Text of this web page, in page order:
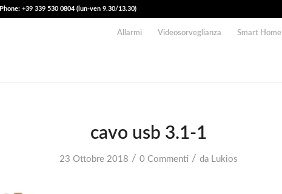
Phone: +39 339 530 0804 (lun-ven 9.30/13.30)
Allarmi Videosorveglianza Smart Home
cavo usb 3.1-1
23 Ottobre 2018 / 0 Commenti / da Lukios